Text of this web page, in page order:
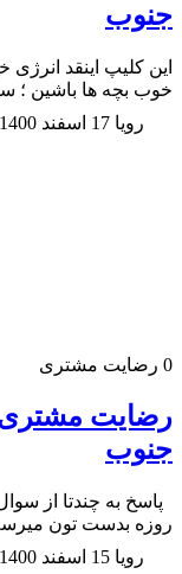
جنوب
این کلیپ اینقد
خوب بچه ها باشین ؛
رویا 17 اسفند 1400
0 رضایت مشتری
رضایت مشتری
جنوب
پاسخ به چندتا از
روزه بدست تون
رویا 15 اسفند 1400